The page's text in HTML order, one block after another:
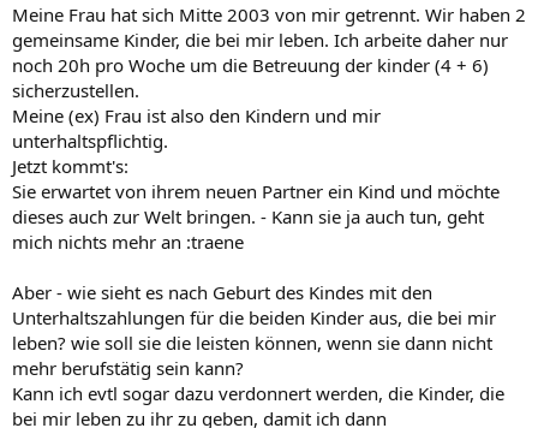
Meine Frau hat sich Mitte 2003 von mir getrennt. Wir haben 2
gemeinsame Kinder, die bei mir leben. Ich arbeite daher nur
noch 20h pro Woche um die Betreuung der kinder (4 + 6)
sicherzustellen.
Meine (ex) Frau ist also den Kindern und mir
unterhaltspflichtig.
Jetzt kommt's:
Sie erwartet von ihrem neuen Partner ein Kind und möchte
dieses auch zur Welt bringen. - Kann sie ja auch tun, geht
mich nichts mehr an :traene
Aber - wie sieht es nach Geburt des Kindes mit den
Unterhaltszahlungen für die beiden Kinder aus, die bei mir
leben? wie soll sie die leisten können, wenn sie dann nicht
mehr berufstätig sein kann?
Kann ich evtl sogar dazu verdonnert werden, die Kinder, die
bei mir leben zu ihr zu geben, damit ich dann